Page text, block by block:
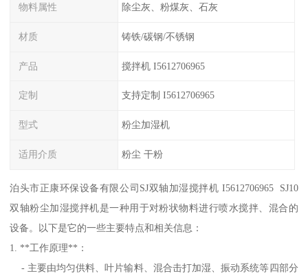
物料属性 除尘灰、粉煤灰、石灰
材质 铸铁/碳钢/不锈钢
产品 搅拌机 I5612706965
定制 支持定制 I5612706965
型式 粉尘加湿机
适用介质 粉尘 干粉
泊头市正康环保设备有限公司SJ双轴加湿搅拌机 I5612706965 SJ10
双轴粉尘加湿搅拌机是一种用于对粉状物料进行喷水搅拌、混合的
设备。以下是它的一些主要特点和相关信息：
1. **工作原理**：
- 主要由均匀供料、叶片输料、混合击打加湿、振动系统等四部分